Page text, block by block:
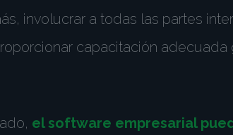
involucrar a todas las partes
capacitación adecuada
el software empresarial